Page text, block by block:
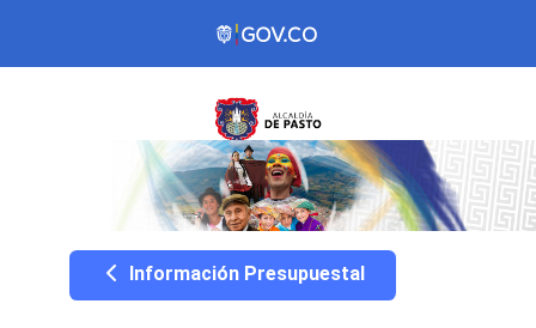
Información Presupuestal